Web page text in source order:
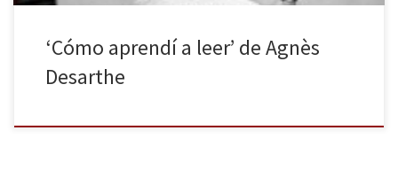
‘Cómo aprendí a leer’ de Agnès
Desarthe